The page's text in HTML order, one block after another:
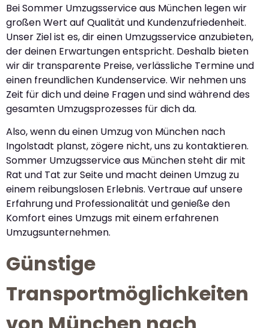
Bei Sommer Umzugsservice aus München legen wir
großen Wert auf Qualität und Kundenzufriedenheit.
Unser Ziel ist es, dir einen Umzugsservice anzubieten,
der deinen Erwartungen entspricht. Deshalb bieten
wir dir transparente Preise, verlässliche Termine und
einen freundlichen Kundenservice. Wir nehmen uns
Zeit für dich und deine Fragen und sind während des
gesamten Umzugsprozesses für dich da.
Also, wenn du einen Umzug von München nach
Ingolstadt planst, zögere nicht, uns zu kontaktieren.
Sommer Umzugsservice aus München steht dir mit
Rat und Tat zur Seite und macht deinen Umzug zu
einem reibungslosen Erlebnis. Vertraue auf unsere
Erfahrung und Professionalität und genieße den
Komfort eines Umzugs mit einem erfahrenen
Umzugsunternehmen.
Günstige
Transportmöglichkeiten